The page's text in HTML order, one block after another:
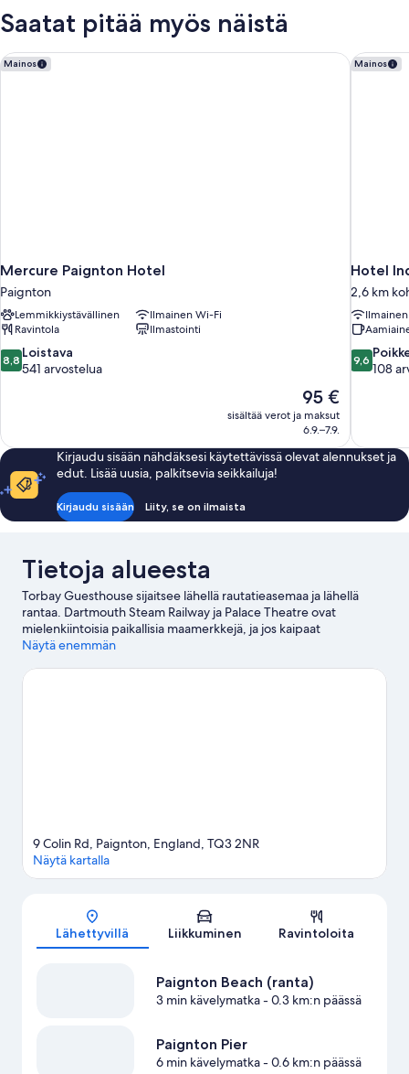
makuuhuoneen
Saatat pitää myös näistä
Mainos
Mercure Paignton Hotel
Paignton
Lemmikkiystävällinen
Ilmainen Wi-Fi
Ravintola
Ilmastointi
8.8
kautta
arvostelua
8,8 Loistava
541 arvostelua
Hinta
on
95 €
95 €
sisältää verot ja maksut
6.9.–7.9.
Mercure Paignton Hotel Mainos
Hotel
2,6 km
9.6
kautta
108
arvostelua
9,6
108
Hotel
Kirjaudu sisään nähdäksesi käytettävissä olevat alennukset ja
edut. Lisää uusia, palkitsevia seikkailuja!
Kirjaudu sisään Liity, se on ilmaista
Tietoja alueesta
Torbay Guesthouse sijaitsee lähellä rautatieasemaa ja lähellä
rantaa. Dartmouth Steam Railway ja Palace Theatre ovat
mielenkiintoisia paikallisia maamerkkejä, ja jos kaipaat
aktiivisempaa lomaa, Pirates Bay Adventure Golf ja Jungle
Splashdown Quaywest ovat myös vierailun arvoisia.
Näytä enemmän
Kartta
9 Colin Rd, Paignton, England, TQ3 2NR
Näytä kartalla
Lähettyvillä Liikkuminen Ravintoloita
Paignton Beach (ranta)
3 min kävelymatka- 0.3 km:n päässä
Paignton Pier
6 min kävelymatka- 0.6 km:n päässä